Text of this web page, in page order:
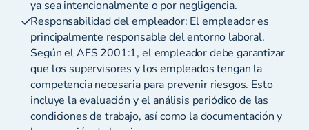
ya sea intencionalmente o por negligencia.
Responsabilidad del empleador: El empleador es
principalmente responsable del entorno laboral.
Según el AFS 2001:1, el empleador debe garantizar
que los supervisores y los empleados tengan la
competencia necesaria para prevenir riesgos. Esto
incluye la evaluación y el análisis periódico de las
condiciones de trabajo, así como la documentación y